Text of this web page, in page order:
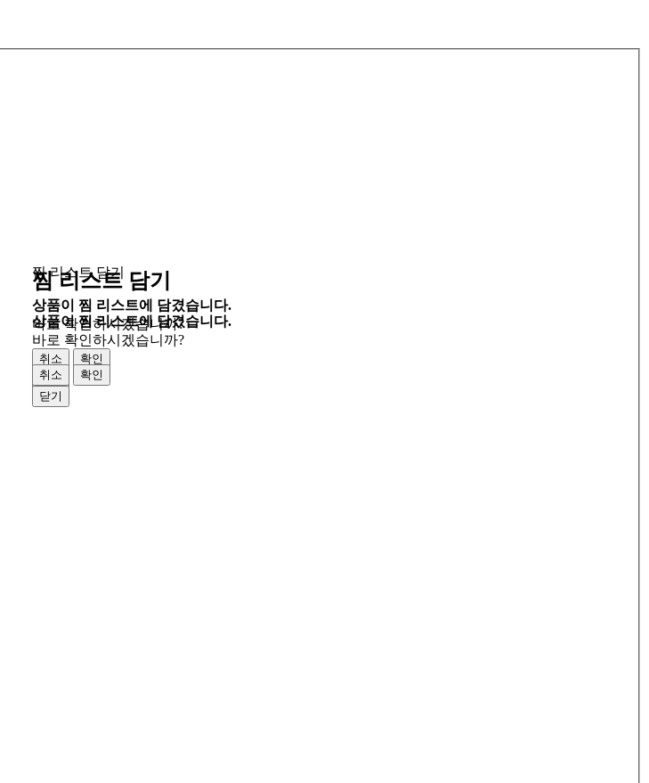
찜 리스트 담기
상품이 찜 리스트에 담겼습니다.
바로 확인하시겠습니까?
취소
확인
닫기
찜 리스트 담기
상품이 찜 리스트에 담겼습니다.
바로 확인하시겠습니까?
취소
확인
닫기